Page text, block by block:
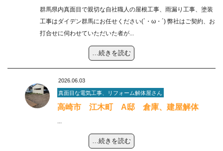
群馬県内真面目で親切な自社職人の屋根工事、雨漏り工事、塗装
工事はダイデン群馬にお任せください(`・ω・´) 弊社はご契約、お
打合せに伺わせていただいた者が...
…続きを読む
2026.06.03
真面目な電気工事、リフォーム解体屋さん
高崎市 江木町 A邸 倉庫、建屋解体
…続きを読む